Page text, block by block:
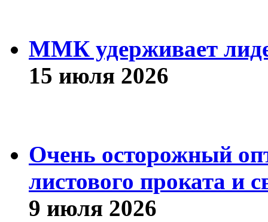
ММК удерживает
15 июля 2026
Очень осторожный
листового проката и
9 июля 2026